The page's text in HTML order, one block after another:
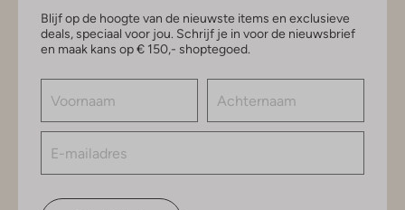
Blijf op de hoogte van de nieuwste items en exclusieve
deals, speciaal voor jou. Schrijf je in voor de nieuwsbrief
en maak kans op € 150,- shoptegoed.